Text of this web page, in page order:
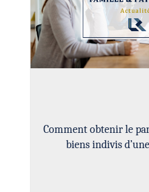
Comment obtenir le
biens indivis